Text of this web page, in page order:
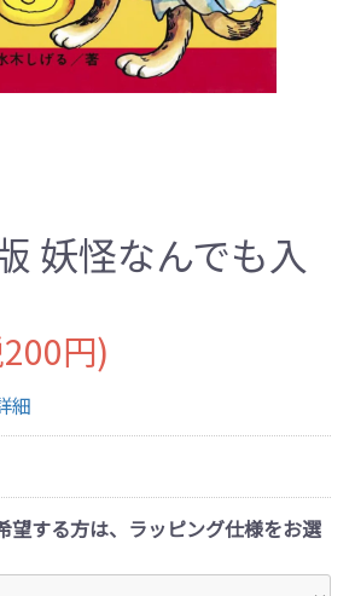
妖怪なんでも入
円)
細
望する方は、ラッピング仕様をお選